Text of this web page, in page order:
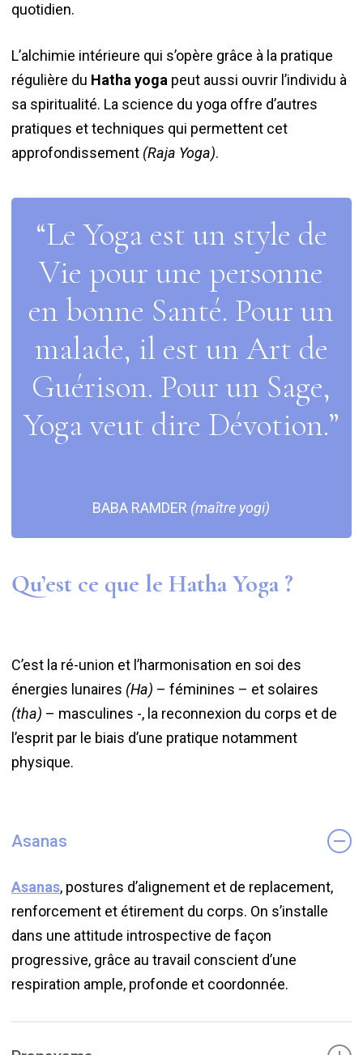
quotidien.
L’alchimie intérieure qui s’opère grâce à la pratique
régulière du Hatha yogapeut aussi ouvrir l’individu à
sa spiritualité. La science du yoga offre d’autres
pratiques et techniques qui permettent cet
approfondissement (Raja Yoga).
“Le Yoga est un style de
Vie pour une personne
en bonne Santé. Pour un
malade, il est un Art de
Guérison. Pour un Sage,
Yoga veut dire Dévotion.”
BABA RAMDER (maître yogi)
Qu’est ce que le Hatha Yoga ?
C’est la ré-union et l’harmonisation en soi des
énergies lunaires (Ha) – féminines – et solaires
(tha) – masculines -, la reconnexion du corps et de
l’esprit par le biais d’une pratique notamment
physique.
Asanas
Asanas, postures d’alignement et de replacement,
renforcement et étirement du corps. On s’installe
dans une attitude introspective de façon
progressive, grâce au travail conscient d’une
respiration ample, profonde et coordonnée.